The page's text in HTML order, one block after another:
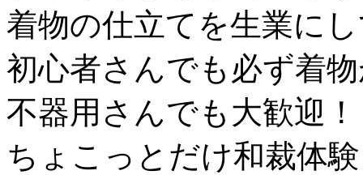
着物の仕立てを生業に
初心者さんでも必ず着
不器用さんでも大歓迎！
ちょこっとだけ和裁体